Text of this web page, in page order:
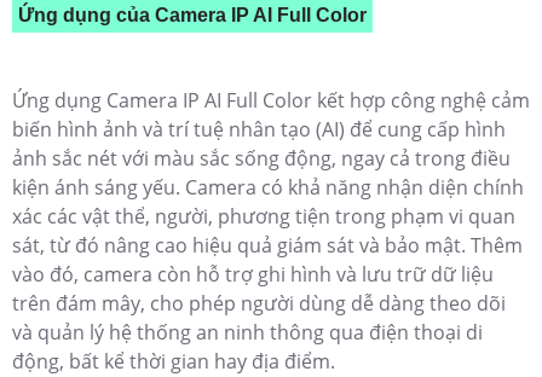
Ứng dụng của Camera IP AI Full Color
Ứng dụng Camera IP AI Full Color kết hợp công nghệ cảm
biến hình ảnh và trí tuệ nhân tạo (AI) để cung cấp hình
ảnh sắc nét với màu sắc sống động, ngay cả trong điều
kiện ánh sáng yếu. Camera có khả năng nhận diện chính
xác các vật thể, người, phương tiện trong phạm vi quan
sát, từ đó nâng cao hiệu quả giám sát và bảo mật. Thêm
vào đó, camera còn hỗ trợ ghi hình và lưu trữ dữ liệu
trên đám mây, cho phép người dùng dễ dàng theo dõi
và quản lý hệ thống an ninh thông qua điện thoại di
động, bất kể thời gian hay địa điểm.